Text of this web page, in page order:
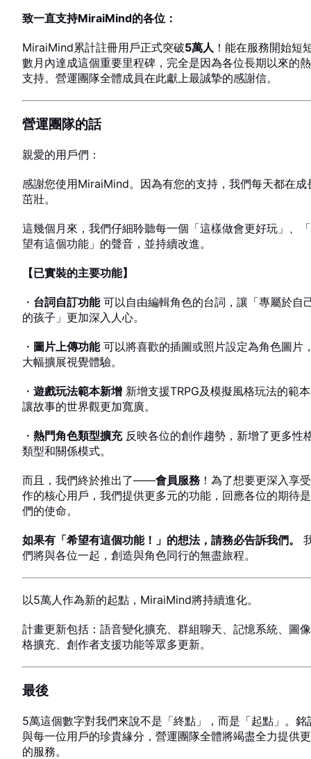
GUIDE
USER VOICE
致一直支持MiraiMind的各位：
MiraiMind累計註冊用戶正式突破5萬人 ！能在服務開始短
數月內達成這個重要里程碑，完全是因為各位長期以來的
支持。營運團隊全體成員在此獻上最誠摯的感謝信。
營運團隊的話
親愛的用戶們：
感謝您使用MiraiMind。因為有您的支持，我們每天都在成
茁壯。
這幾個月來，我們仔細聆聽每一個「這樣做會更好玩」、
望有這個功能」的聲音，並持續改進。
【已實裝的主要功能】
・ 台詞自訂功能可以自由編輯角色的台詞，讓「專屬於自
的孩子」更加深入人心。
・ 圖片上傳功能可以將喜歡的插圖或照片設定為角色圖片
大幅擴展視覺體驗。
・ 遊戲玩法範本新增 新增支援TRPG及模擬風格玩法的範
讓故事的世界觀更加寬廣。
・ 熱門角色類型擴充反映各位的創作趨勢，新增了更多性
類型和關係模式。
而且，我們終於推出了——會員服務 ！為了想要更深入享
作的核心用戶，我們提供更多元的功能，回應各位的期待
們的使命。
如果有「希望有這個功能！」的想法，請務必告訴我們。
們將與各位一起，創造與角色同行的無盡旅程。
以5萬人作為新的起點，MiraiMind將持續進化。
計畫更新包括：語音變化擴充、群組聊天、記憶系統、圖
格擴充、創作者支援功能等眾多更新。
最後
5萬這個數字對我們來說不是「終點」，而是「起點」。銘
與每一位用戶的珍貴緣分，營運團隊全體將竭盡全力提供
的服務。